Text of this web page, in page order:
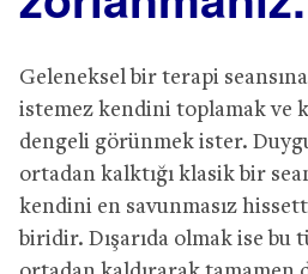
Geleneksel bir terapi
istemez kendini toplamak ve
dengeli görünmek ister.
ortadan kalktığı klasik bir
kendini en savunmasız
biridir. Dışarıda olmak ise bu